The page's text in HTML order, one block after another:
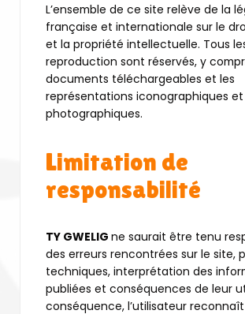
L’ensemble de ce site relève de la
française et internationale sur le
et la propriété intellectuelle. Tous
reproduction sont réservés, y
documents téléchargeables et les
représentations iconographiques et
photographiques.
Limitation de
responsabilité
TY GWELIGne saurait être tenu
des erreurs rencontrées sur le site,
techniques, interprétation des
publiées et conséquences de leur
conséquence, l’utilisateur